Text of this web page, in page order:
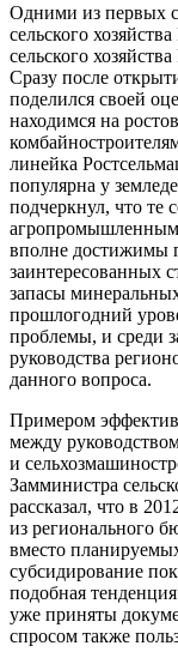
Одними из первых
сельского
сельского
Сразу после
поделился своей
находимся на
линейка
популярна у
подчеркнул, что те
агропромышленным
вполне достижимы
заинтересованных
запасы
прошлогодний
проблемы, и среди
руководства
данного вопроса.
Примером
между
и
Замминистра
рассказал, что в
из регионального
вместо
субсидирование
подобная
уже приняты
спросом также